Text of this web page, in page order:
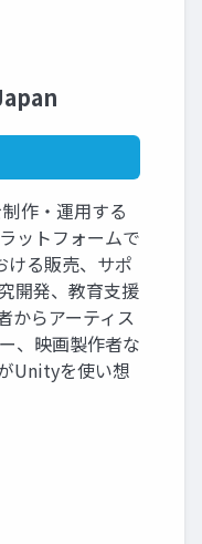
作・運用する
ットフォームで
る販売、サポ
開発、教育支援
からアーティス
、映画製作者な
Unityを使い想